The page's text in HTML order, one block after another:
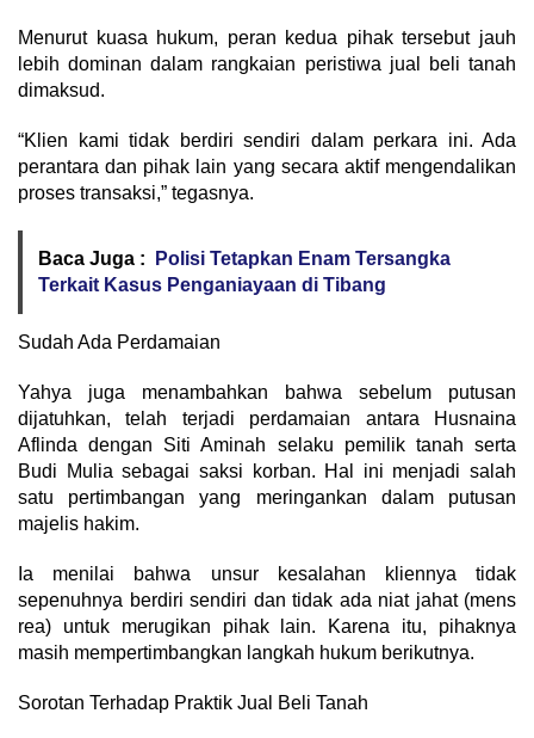
Menurut kuasa hukum, peran kedua pihak tersebut jauh
lebih dominan dalam rangkaian peristiwa jual beli tanah
dimaksud.
“Klien kami tidak berdiri sendiri dalam perkara ini. Ada
perantara dan pihak lain yang secara aktif mengendalikan
proses transaksi,” tegasnya.
Baca Juga :
Polisi Tetapkan Enam Tersangka
Terkait Kasus Penganiayaan di Tibang
Sudah Ada Perdamaian
Yahya juga menambahkan bahwa sebelum putusan
dijatuhkan, telah terjadi perdamaian antara Husnaina
Aflinda dengan Siti Aminah selaku pemilik tanah serta
Budi Mulia sebagai saksi korban. Hal ini menjadi salah
satu pertimbangan yang meringankan dalam putusan
majelis hakim.
Ia menilai bahwa unsur kesalahan kliennya tidak
sepenuhnya berdiri sendiri dan tidak ada niat jahat (mens
rea) untuk merugikan pihak lain. Karena itu, pihaknya
masih mempertimbangkan langkah hukum berikutnya.
Sorotan Terhadap Praktik Jual Beli Tanah